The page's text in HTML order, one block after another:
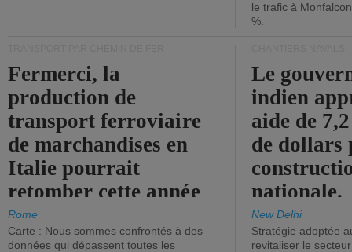
le trafic à
%.
Fermerci, la
production de
transport ferroviaire
de marchandises en
Italie pourrait
retomber cette année
aux niveaux de 2015.
Rome
Carte : Nous sommes confrontés à des
données qui dépassent toutes les
Le
indien
aide de
de dollars
nationale.
New Delhi
Stratégie adoptée
revitaliser le secteur